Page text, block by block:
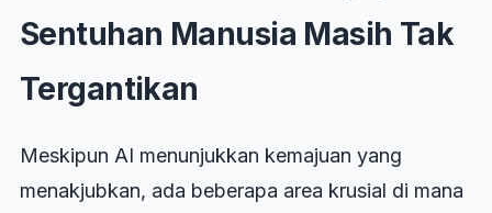
Sentuhan Manusia Masih Tak
Tergantikan
Meskipun AI menunjukkan kemajuan yang
menakjubkan, ada beberapa area krusial di mana